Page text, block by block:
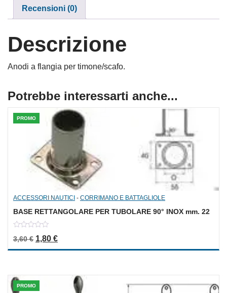
Recensioni (0)
Descrizione
Anodi a flangia per timone/scafo.
Potrebbe interessarti anche...
PROMO
ACCESSORI NAUTICI - CORRIMANO E BATTAGLIOLE
BASE RETTANGOLARE PER TUBOLARE 90° INOX mm. 22
out
of
3,60€ Il prezzo originale era: 3,60 €.
1,80 €Il prezzo attuale è: 1,80 €.
PROMO